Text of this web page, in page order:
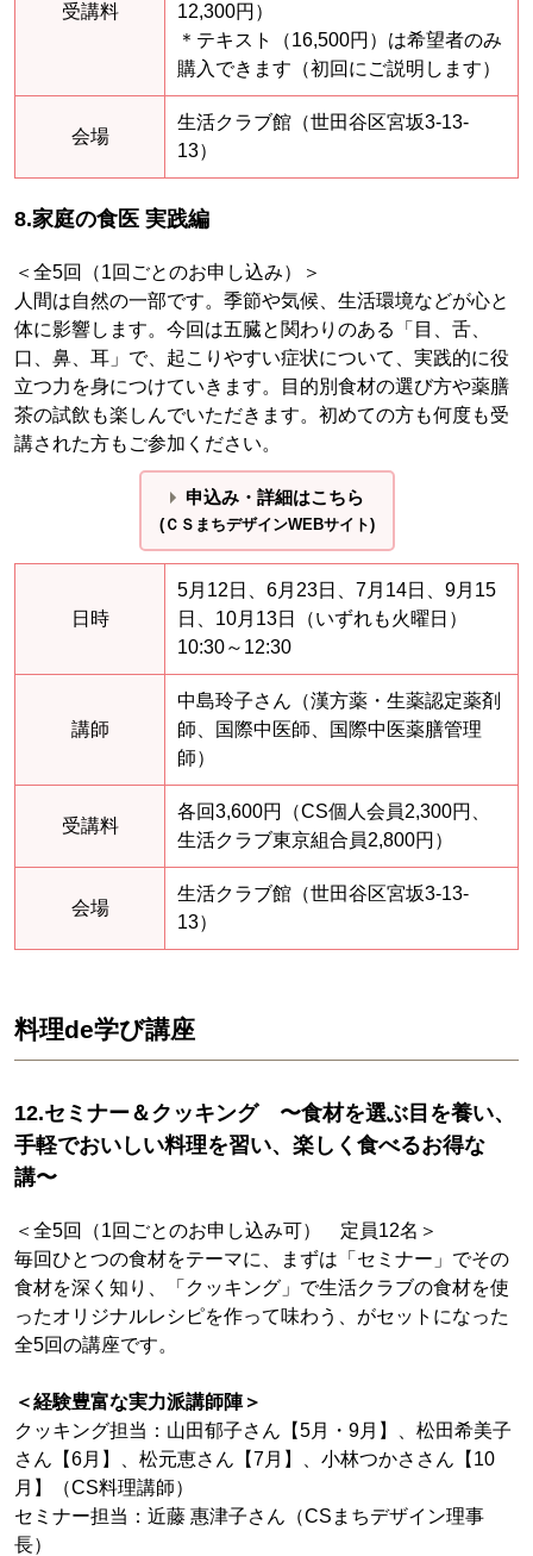
受講料
12,300円）
＊テキスト（16,500円）は希望者のみ
購入できます（初回にご説明します）
会場
生活クラブ館（世田谷区宮坂3-13-
13）
8.家庭の食医 実践編
＜全5回（1回ごとのお申し込み）＞
人間は自然の一部です。季節や気候、生活環境などが心と
体に影響します。今回は五臓と関わりのある「目、舌、
口、鼻、耳」で、起こりやすい症状について、実践的に役
立つ力を身につけていきます。目的別食材の選び方や薬膳
茶の試飲も楽しんでいただきます。初めての方も何度も受
講された方もご参加ください。
申込み・詳細はこちら
(ＣＳまちデザインWEBサイト)
日時
5月12日、6月23日、7月14日、9月15
日、10月13日（いずれも火曜日）
10:30～12:30
講師
中島玲子さん（漢方薬・生薬認定薬剤
師、国際中医師、国際中医薬膳管理
師）
受講料
各回3,600円（CS個人会員2,300円、
生活クラブ東京組合員2,800円）
会場
生活クラブ館（世田谷区宮坂3-13-
13）
料理de学び講座
12.セミナー＆クッキング 〜食材を選ぶ目を養い、
手軽でおいしい料理を習い、楽しく食べるお得な
講〜
＜全5回（1回ごとのお申し込み可） 定員12名＞
毎回ひとつの食材をテーマに、まずは「セミナー」でその
食材を深く知り、「クッキング」で生活クラブの食材を使
ったオリジナルレシピを作って味わう、がセットになった
全5回の講座です。
＜経験豊富な実力派講師陣＞
クッキング担当：山田郁子さん【5月・9月】、松田希美子
さん【6月】、松元恵さん【7月】、小林つかささん【10
月】（CS料理講師）
セミナー担当：近藤 惠津子さん（CSまちデザイン理事
長）